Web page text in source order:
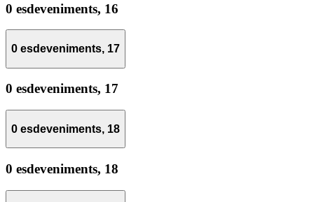
0 esdeveniments, 16
0 esdeveniments, 17
0 esdeveniments, 17
0 esdeveniments, 18
0 esdeveniments, 18